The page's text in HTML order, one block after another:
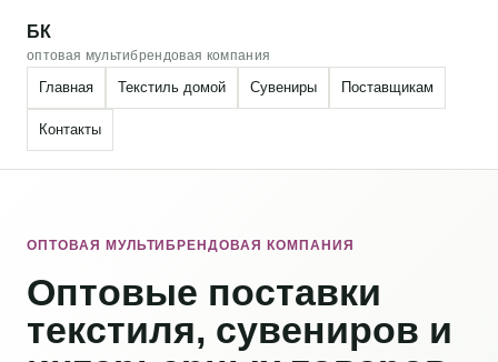
БК
оптовая мультибрендовая компания
Главная Текстиль домой Сувениры Поставщикам
Контакты
ОПТОВАЯ МУЛЬТИБРЕНДОВАЯ КОМПАНИЯ
Оптовые поставки
текстиля, сувениров и